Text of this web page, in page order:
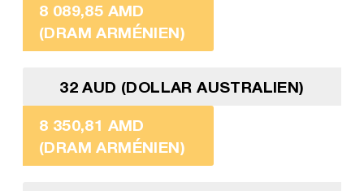
8 089,85 AMD
(DRAM ARMÉNIEN)
32 AUD (DOLLAR AUSTRALIEN)
8 350,81 AMD
(DRAM ARMÉNIEN)